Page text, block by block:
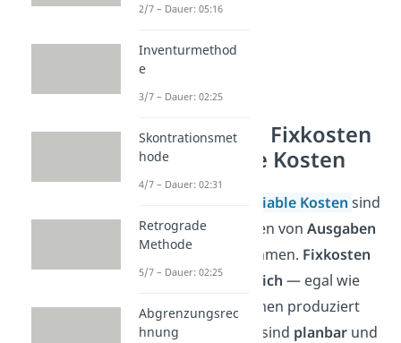
Unterschied Fixkosten
und variable Kosten
variable Kosten sind
die zwei Hauptarten von Ausgaben
in jedem Unternehmen. Fixkosten
bleibenimmer gleich — egal wie
viel ein Unternehmen produziert
oder verkauft. Sie sind planbarund
2/7 – Dauer: 05:16
Inventurmethod
e
3/7 – Dauer: 02:25
Skontrationsmet
hode
4/7 – Dauer: 02:31
Retrograde
Methode
5/7 – Dauer: 02:25
Abgrenzungsrec
hnung